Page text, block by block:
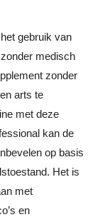
gebruik van
medisch
zonder
arts te
met deze
kan de
op basis
Het is
met
en